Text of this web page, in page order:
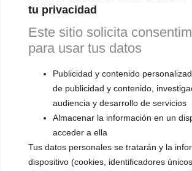
tu privacidad
Este sitio solicita
para usar tus datos
Publicidad y contenido
de publicidad y contenido,
audiencia y desarrollo de servicios
Almacenar la información en un
acceder a ella
Tus datos personales se tratarán y la
dispositivo (cookies, identificadores
▪️ Neutralización de la voz
▪️ Dualización de la voz
▪️ Androginización de la voz
OTRAS SESIONES
▪️ Caracterización de la voz
▪️ Voz virilizada por esteroides